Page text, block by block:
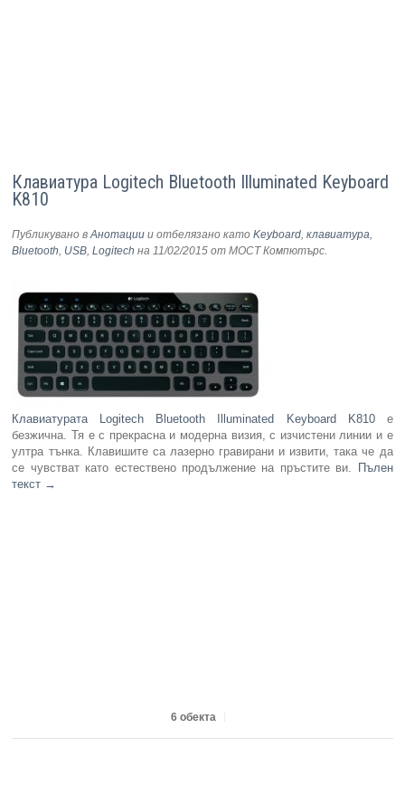
Клавиатура Logitech Bluetooth Illuminated Keyboard
K810
Публикувано вАнотации и отбелязано катоKeyboard,клавиатура,
Bluetooth, USB,Logitech на 11/02/2015 от МОСТ Компютърс.
Клавиатурата Logitech Bluetooth Illuminated Keyboard K810е
безжична. Тя е с прекрасна и модерна визия, с изчистени линии и е
ултра тънка. Клавишите са лазерно гравирани и извити, така че да
се чувстват като естествено продължение на пръстите ви.
Пълен
текст →
6 обекта